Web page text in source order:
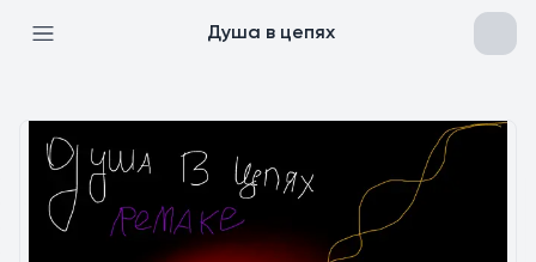
Душа в цепях